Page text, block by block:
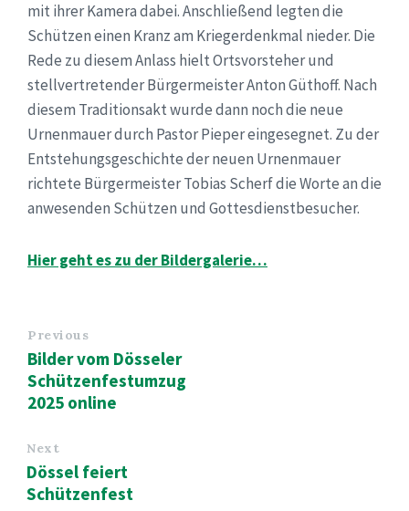
mit ihrer Kamera dabei. Anschließend legten die
Schützen einen Kranz am Kriegerdenkmal nieder. Die
Rede zu diesem Anlass hielt Ortsvorsteher und
stellvertretender Bürgermeister Anton Güthoff. Nach
diesem Traditionsakt wurde dann noch die neue
Urnenmauer durch Pastor Pieper eingesegnet. Zu der
Entstehungsgeschichte der neuen Urnenmauer
richtete Bürgermeister Tobias Scherf die Worte an die
anwesenden Schützen und Gottesdienstbesucher.
Hier geht es zu der Bildergalerie…
Previous
Bilder vom Dösseler
Schützenfestumzug
2025 online
Next
Dössel feiert
Schützenfest